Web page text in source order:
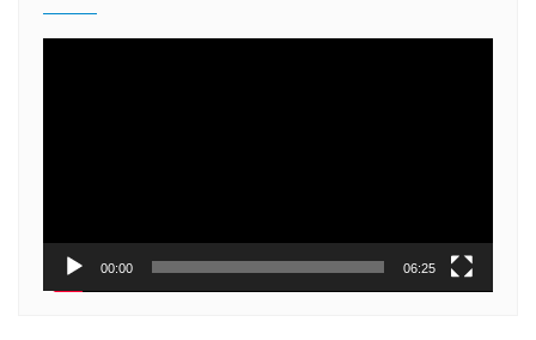
00:00 06:25